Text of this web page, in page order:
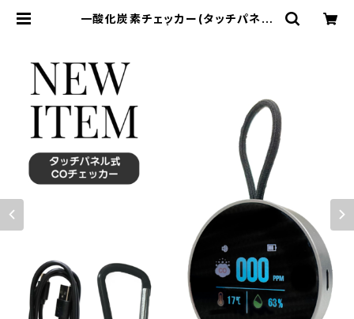
一酸化炭素チェッカー(タッチパネル